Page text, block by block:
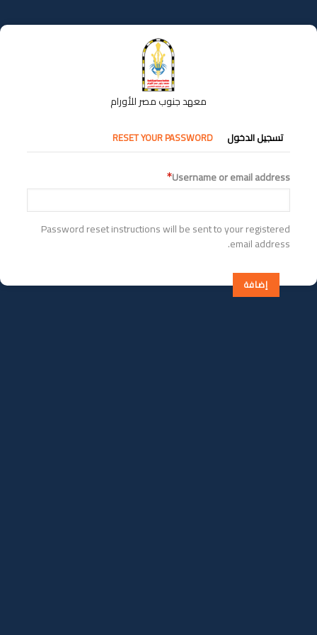
إلى
المحتوى
معهد جنوب مصر للأورام
التبويبات
الأساسية
تسجيل الدخول RESET YOUR PASSWORD
Username or email address
Password reset instructions will be sent to your registered
email address.